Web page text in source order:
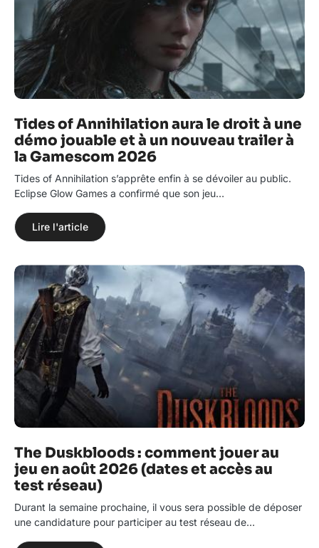
Tides of Annihilation aura le droit à une
démo jouable et à un nouveau trailer à
la Gamescom 2026
Tides of Annihilation s’apprête enfin à se dévoiler au public.
Eclipse Glow Games a confirmé que son jeu…
Lire l'article
The Duskbloods : comment jouer au
jeu en août 2026 (dates et accès au
test réseau)
Durant la semaine prochaine, il vous sera possible de déposer
une candidature pour participer au test réseau de…